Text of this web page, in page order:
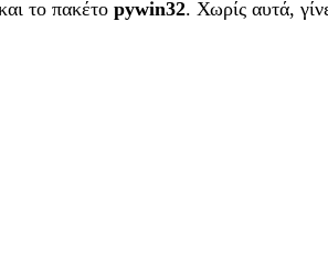
το πακέτο pywin32. Χωρίς αυτά,